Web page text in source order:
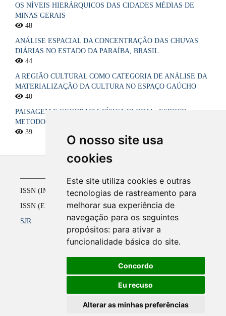
O nosso site usa
cookies
Este site utiliza cookies e outras
tecnologias de rastreamento para
melhorar sua experiência de
navegação para os seguintes
propósitos: para ativar a
funcionalidade básica do site.
Concordo
Eu recuso
Alterar as minhas preferências
OS NÍVEIS HIERÁRQUICOS DAS CIDADES MÉDIAS DE
MINAS GERAIS
48
ANÁLISE ESPACIAL DA CONCENTRAÇÃO DAS CHUVAS
DIÁRIAS NO ESTADO DA PARAÍBA, BRASIL
44
A REGIÃO CULTURAL COMO CATEGORIA DE ANÁLISE DA
MATERIALIZAÇÃO DA CULTURA NO ESPAÇO GAÚCHO
40
PAISAGEM E GEOGRAFIA FÍSICA GLOBAL. ESBOÇO
METODOLÓGICO
39
ISSN (IMPRESSO) 1516-4136 até 2008
ISSN (ELETRÔNICO) 2177-2738 a partir de 2009
SJR